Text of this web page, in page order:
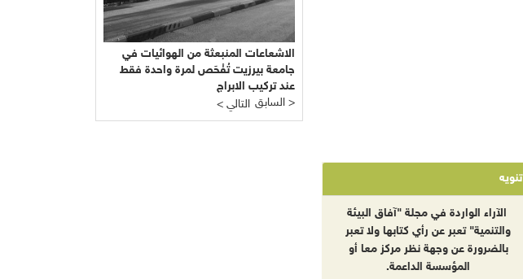
الاشعاعات المنبعثة من الهوائيات في
جامعة بيرزيت تُفْحَص لمرة واحدة فقط
عند تركيب الابراج
< التالي
السابق >
تنويه
الآراء الواردة في مجلة "آفاق البيئة
والتنمية" تعبر عن رأي كتابها ولا تعبر
بالضرورة عن وجهة نظر مركز معا أو
المؤسسة الداعمة.